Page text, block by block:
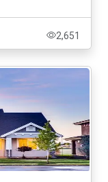
2,651